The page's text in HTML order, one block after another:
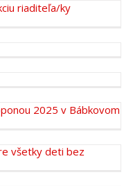
riaditeľa/ky
2025 v Bábkovom
všetky deti bez